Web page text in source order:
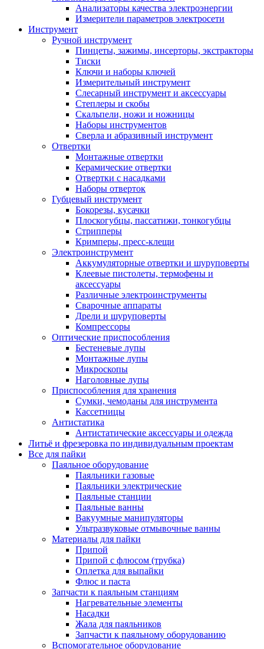
Анализаторы качества электроэнергии
Измерители параметров электросети
Инструмент
Ручной инструмент
Пинцеты, зажимы, инсерторы, экстракторы
Тиски
Ключи и наборы ключей
Измерительный инструмент
Слесарный инструмент и аксессуары
Степлеры и скобы
Скальпели, ножи и ножницы
Наборы инструментов
Сверла и абразивный инструмент
Отвертки
Монтажные отвертки
Керамические отвертки
Отвертки с насадками
Наборы отверток
Губцевый инструмент
Бокорезы, кусачки
Плоскогубцы, пассатижи, тонкогубцы
Стрипперы
Кримперы, пресс-клещи
Электроинструмент
Аккумуляторные отвертки и шуруповерты
Клеевые пистолеты, термофены и
аксессуары
Различные электроинструменты
Сварочные аппараты
Дрели и шуруповерты
Компрессоры
Оптические приспособления
Бестеневые лупы
Монтажные лупы
Микроскопы
Наголовные лупы
Приспособления для хранения
Сумки, чемоданы для инструмента
Кассетницы
Антистатика
Антистатические аксессуары и одежда
Литьё и фрезеровка по индивидуальным проектам
Все для пайки
Паяльное оборудование
Паяльники газовые
Паяльники электрические
Паяльные станции
Паяльные ванны
Вакуумные манипуляторы
Ультразвуковые отмывочные ванны
Материалы для пайки
Припой
Припой с флюсом (трубка)
Оплетка для выпайки
Флюс и паста
Запчасти к паяльным станциям
Нагревательные элементы
Насадки
Жала для паяльников
Запчасти к паяльному оборудованию
Вспомогательное оборудование